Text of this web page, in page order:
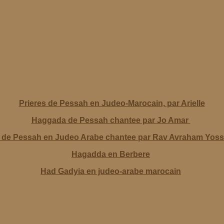
Prieres de Pessah en Judeo-Marocain, par Arielle
Haggada de Pessah chantee par Jo Amar
de Pessah en Judeo Arabe chantee par Rav Avraham
Hagadda en Berbere
Had Gadyia en judeo-arabe marocain